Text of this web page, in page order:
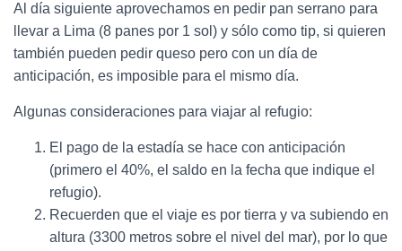
Al día siguiente aprovechamos en pedir pan serrano para
llevar a Lima (8 panes por 1 sol) y sólo como tip, si quieren
también pueden pedir queso pero con un día de
anticipación, es imposible para el mismo día.
Algunas consideraciones para viajar al refugio:
El pago de la estadía se hace con anticipación
(primero el 40%, el saldo en la fecha que indique el
refugio).
Recuerden que el viaje es por tierra y va subiendo en
altura (3300 metros sobre el nivel del mar), por lo que